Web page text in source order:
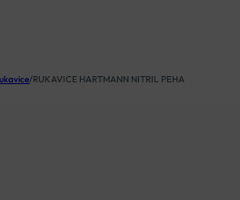
/RUKAVICE HARTMANN NITRIL PEHA